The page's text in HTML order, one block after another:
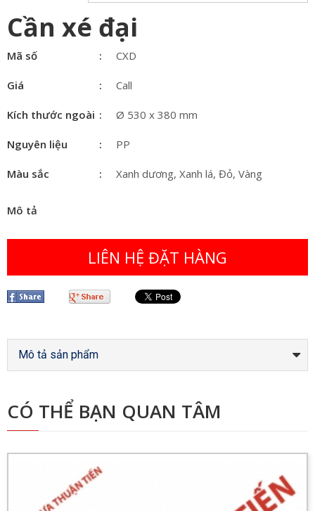
Cần xé đại
Mã số CXD
Giá Call
Kích thước ngoài Ø 530 x 380 mm
Nguyên liệu PP
Màu sắc Xanh dương, Xanh lá, Đỏ, Vàng
Mô tả
LIÊN HỆ ĐẶT HÀNG
Mô tả sản phẩm
CÓ THỂ BẠN QUAN TÂM